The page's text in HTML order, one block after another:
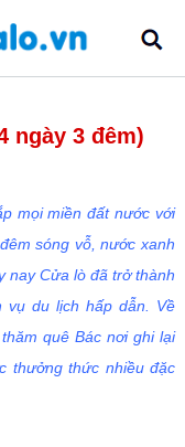
ngày 3 đêm)
mọi miền đất nước với
sóng vỗ, nước xanh
nay Cửa lò đã trở thành
vụ du lịch hấp dẫn. Về
quê Bác nơi ghi lại
thưởng thức nhiều đặc